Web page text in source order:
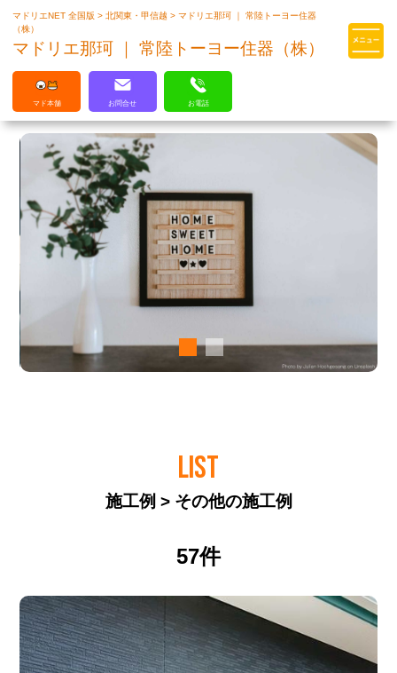
マドリエはLIXILの厳しい基準を
マドリエNET 全国版>北関東・甲信越>マドリエ那珂 ｜ 常陸トーヨー住器
（株）
マドリエ那珂 ｜ 常陸トーヨー住器（株）
マド本舗 お問合せ お電話
LIST
施工例 > その他の施工例
57件